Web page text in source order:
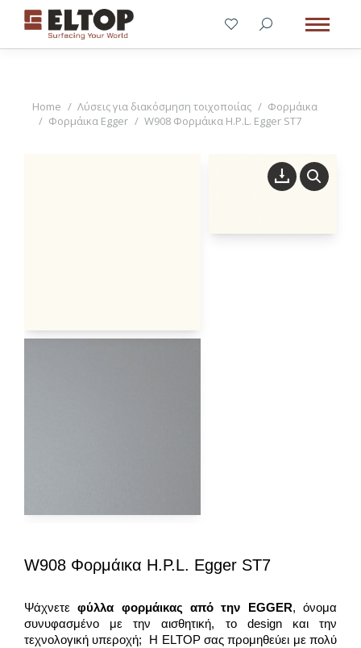
You are here:
Home Λύσεις για διακόσμηση τοιχοποιίας
Φορμάικα
Φορμάικα Egger
W908 Φορμάικα H.P.L. Egger ST7
W908 Φορμάικα H.P.L. Egger ST7
Ψάχνετεφύλλα φορμάικας από την EGGER, όνομα
συνυφασμένο με την αισθητική, το design και την
τεχνολογική υπεροχή; Η ELTOP σας προμηθεύει με πολύ